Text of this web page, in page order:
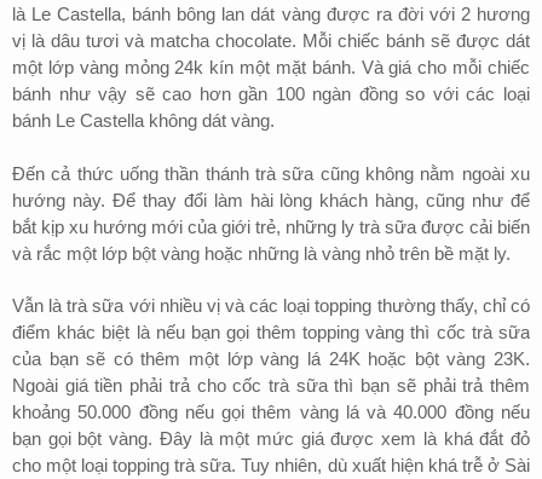
là Le Castella, bánh bông lan dát vàng được ra đời với 2 hương
vị là dâu tươi và matcha chocolate. Mỗi chiếc bánh sẽ được dát
một lớp vàng mỏng 24k kín một mặt bánh. Và giá cho mỗi chiếc
bánh như vậy sẽ cao hơn gần 100 ngàn đồng so với các loại
bánh Le Castella không dát vàng.
Đến cả thức uống thần thánh trà sữa cũng không nằm ngoài xu
hướng này. Để thay đổi làm hài lòng khách hàng, cũng như để
bắt kịp xu hướng mới của giới trẻ, những ly trà sữa được cải biến
và rắc một lớp bột vàng hoặc những là vàng nhỏ trên bề mặt ly.
Vẫn là trà sữa với nhiều vị và các loại topping thường thấy, chỉ có
điểm khác biệt là nếu bạn gọi thêm topping vàng thì cốc trà sữa
của bạn sẽ có thêm một lớp vàng lá 24K hoặc bột vàng 23K.
Ngoài giá tiền phải trả cho cốc trà sữa thì bạn sẽ phải trả thêm
khoảng 50.000 đồng nếu gọi thêm vàng lá và 40.000 đồng nếu
bạn gọi bột vàng. Đây là một mức giá được xem là khá đắt đỏ
cho một loại topping trà sữa. Tuy nhiên, dù xuất hiện khá trễ ở Sài